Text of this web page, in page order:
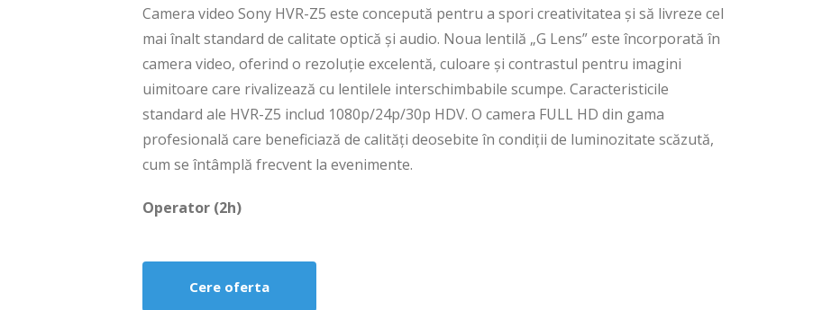
Camera video Sony HVR-Z5 este concepută pentru a spori creativitatea și să livreze cel
mai înalt standard de calitate optică şi audio. Noua lentilă „G Lens” este încorporată în
camera video, oferind o rezoluție excelentă, culoare şi contrastul pentru imagini
uimitoare care rivalizează cu lentilele interschimbabile scumpe. Caracteristicile
standard ale HVR-Z5 includ 1080p/24p/30p HDV. O camera FULL HD din gama
profesională care beneficiază de calități deosebite în condiții de luminozitate scăzută,
cum se întâmplă frecvent la evenimente.
Operator (2h)
Cere oferta